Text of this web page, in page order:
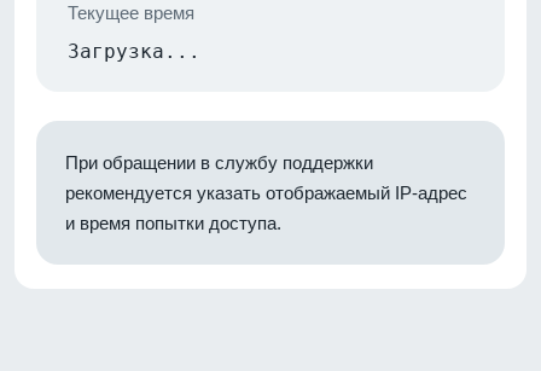
Текущее время
Загрузка...
При обращении в службу поддержки
рекомендуется указать отображаемый IP-адрес
и время попытки доступа.